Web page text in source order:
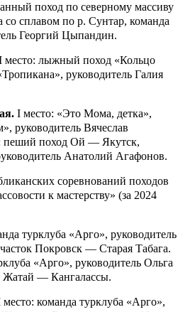
поход по северному массиву
со сплавом по р. Сунтар, команда
Георгий Цыпандин.
место: лыжный поход «Кольцо
руководитель Галия
I место: «Это Мома, детка»,
руководитель Вячеслав
пеший поход Ой — Якутск,
Анатолий Агафонов.
соревнований походов
к мастерству»(за 2024
турклуба «Арго», руководитель
Покровск — Старая Табага.
«Арго», руководитель Ольга
Жатай — Кангалассы.
место: команда турклуба «Арго»,